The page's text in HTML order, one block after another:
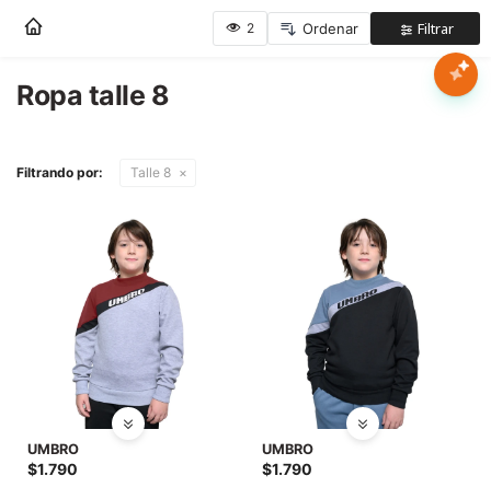
Nota:
este
web
incluye
de
Ropa talle 8
Filtrando por: Talle 8
UMBRO
$1.790
UMBRO
$1.790
Mujer
Hombre
Accesorios
Marcas
Novedades